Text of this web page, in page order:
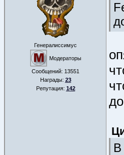
Генералиссимус
Модераторы
Сообщений: 13551
Награды: 23
Репутация: 142
В